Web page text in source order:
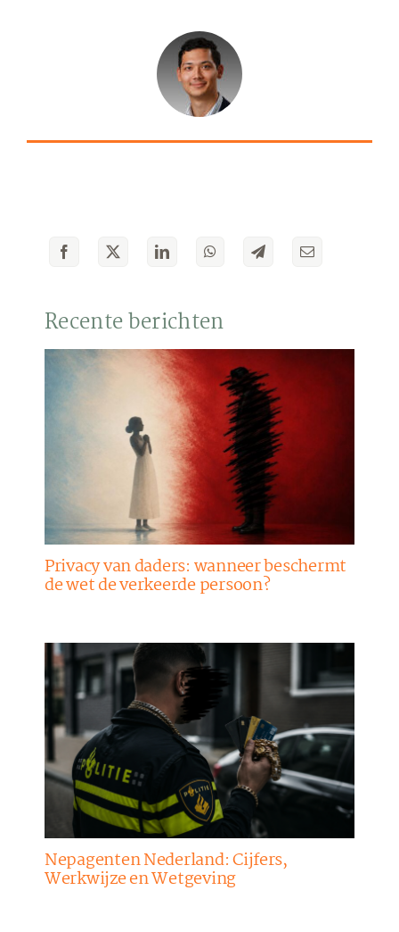
Recente berichten
Privacy van daders: wanneer beschermt
de wet de verkeerde persoon?
Nepagenten Nederland: Cijfers,
Werkwijze en Wetgeving